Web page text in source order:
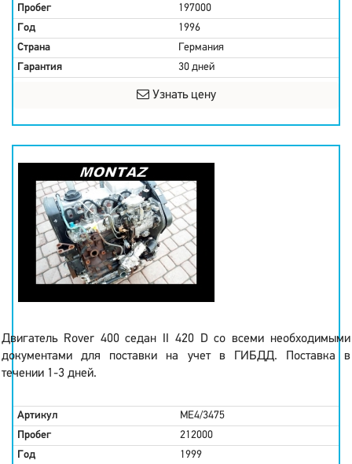
Пробег
197000
Год
1996
Страна
Германия
Гарантия
30 дней
Узнать цену
Двигатель Rover 400 седан II 420 D со всеми необходимыми
документами для поставки на учет в ГИБДД. Поставка в
течении 1-3 дней.
Артикул
ME4/3475
Пробег
212000
Год
1999